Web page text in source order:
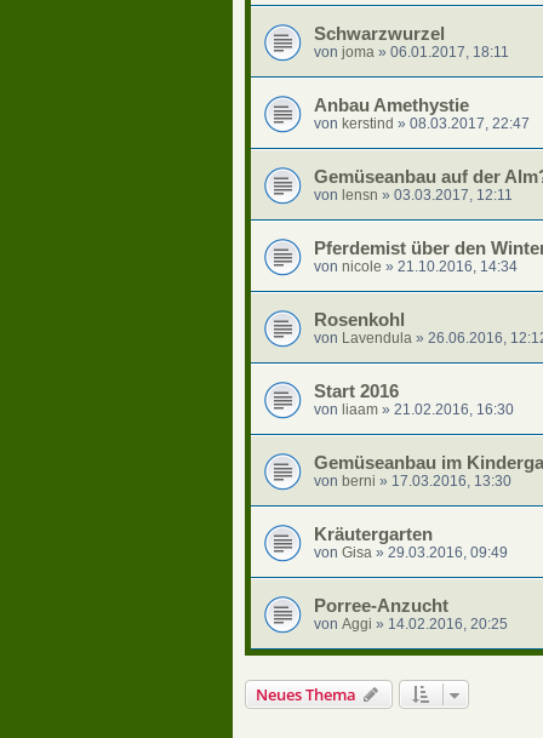
Schwarzwurzel
von joma » 06.01.2017, 18:11
Anbau Amethystie
von kerstind » 08.03.2017, 22:47
Gemüseanbau auf der
von lensn » 03.03.2017, 12:11
Pferdemist über den
von nicole » 21.10.2016, 14:34
Rosenkohl
von Lavendula » 26.06.2016,
Start 2016
von liaam » 21.02.2016, 16:30
Gemüseanbau im
von berni » 17.03.2016, 13:30
Kräutergarten
von Gisa » 29.03.2016, 09:49
Porree-Anzucht
von Aggi » 14.02.2016, 20:25
Neues Thema